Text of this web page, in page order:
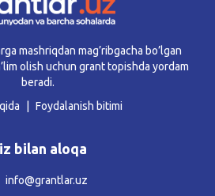
mashriqdan mag’ribgacha bo’lgan
olish uchun grant topishda yordam
beradi.
Foydalanish bitimi
bilan aloqa
info@grantlar.uz